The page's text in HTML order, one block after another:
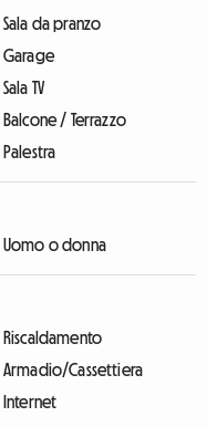
Sala da pranzo
Garage
Sala TV
Balcone / Terrazzo
Palestra
Uomo o donna
Riscaldamento
Armadio/Cassettiera
Internet